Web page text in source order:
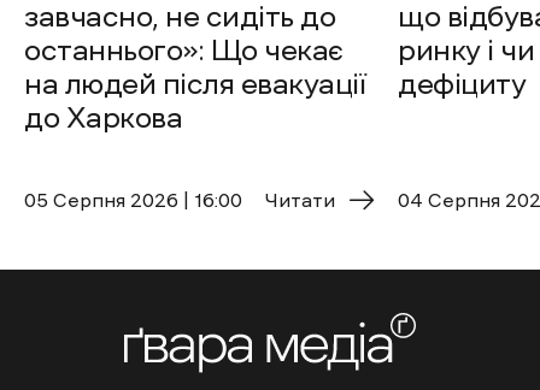
завчасно, не сидіть до
останнього»: Що чекає
на людей після евакуації
до Харкова
05 Cерпня 2026 | 16:00 Читати
що
ринку і
дефіциту
04 Cерпня